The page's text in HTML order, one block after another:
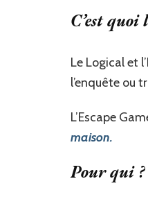
C’est quoi
Le Logical et
l’enquête ou
L’Escape
maison.
Pour qui ?